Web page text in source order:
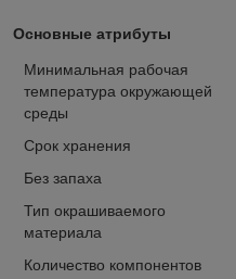
Основные атрибуты
Минимальная рабочая
температура окружающей
среды
Срок хранения
Без запаха
Тип окрашиваемого
материала
Количество компонентов